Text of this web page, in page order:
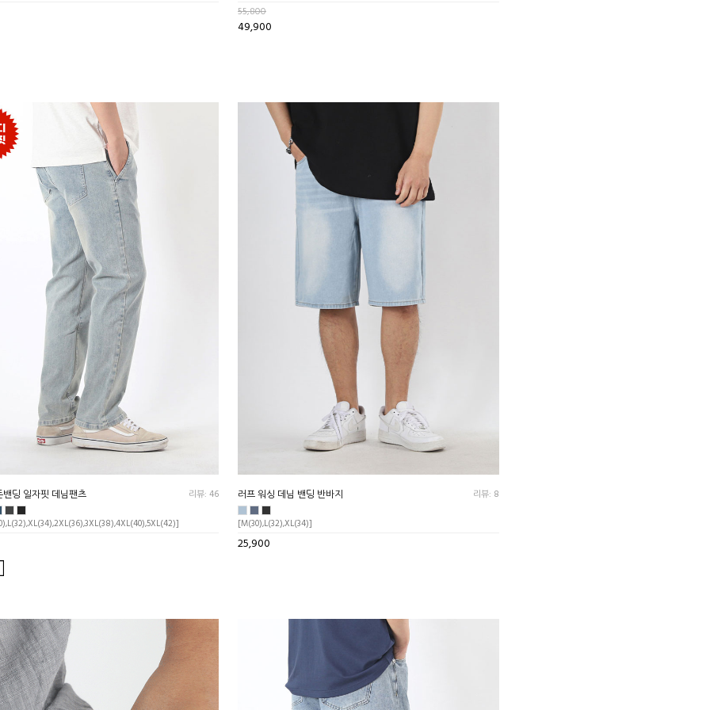
55,800
49,900
딩 일자핏 데님팬츠 리뷰: 46 러프 워싱 데님 밴딩 반바지 리뷰: 8
[M(30),L(32),XL(34)]
25,900